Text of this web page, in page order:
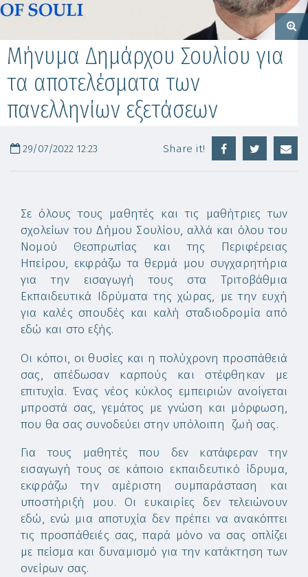
Μήνυμα Δημάρχου Σουλίου για
τα αποτελέσματα των
πανελληνίων εξετάσεων
29/07/2022 12:23 Share it!
Σε όλους τους μαθητές και τις μαθήτριες των
σχολείων του Δήμου Σουλίου, αλλά και όλου του
Νομού Θεσπρωτίας και της Περιφέρειας
Ηπείρου, εκφράζω τα θερμά μου συγχαρητήρια
για την εισαγωγή τους στα Τριτοβάθμια
Εκπαιδευτικά Ιδρύματα της χώρας, με την ευχή
για καλές σπουδές και καλή σταδιοδρομία από
εδώ και στο εξής.
Οι κόποι, οι θυσίες και η πολύχρονη προσπάθειά
σας, απέδωσαν καρπούς και στέφθηκαν με
επιτυχία. Ένας νέος κύκλος εμπειριών ανοίγεται
μπροστά σας, γεμάτος με γνώση και μόρφωση,
που θα σας συνοδεύει στην υπόλοιπη ζωή σας.
Για τους μαθητές που δεν κατάφεραν την
εισαγωγή τους σε κάποιο εκπαιδευτικό ίδρυμα,
εκφράζω την αμέριστη συμπαράσταση και
υποστήριξή μου. Οι ευκαιρίες δεν τελειώνουν
εδώ, ενώ μια αποτυχία δεν πρέπει να ανακόπτει
τις προσπάθειές σας, παρά μόνο να σας οπλίζει
με πείσμα και δυναμισμό για την κατάκτηση των
ονείρων σας.